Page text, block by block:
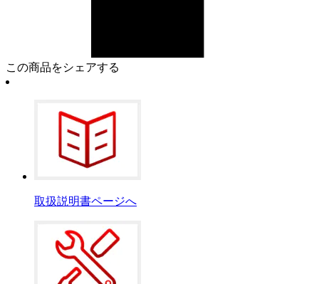
この商品をシェアする
取扱説明書ページへ